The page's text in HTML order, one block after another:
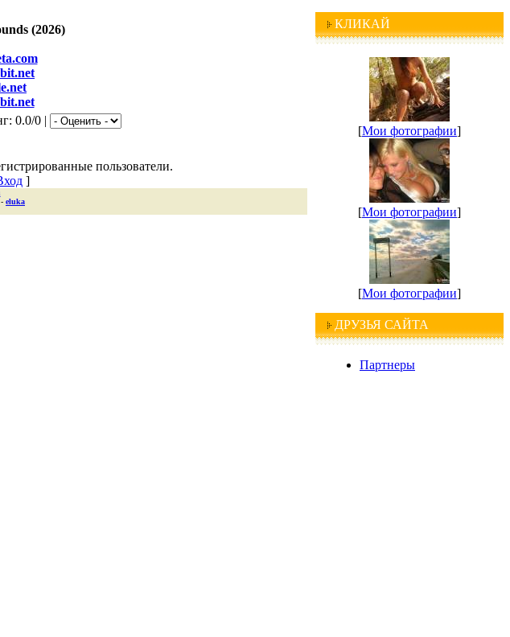
(2026)
0.0/0 |
пользователи.
]
eluka
КЛИКАЙ
[Мои фотографии]
[Мои фотографии]
[Мои фотографии]
ДРУЗЬЯ САЙТА
Партнеры